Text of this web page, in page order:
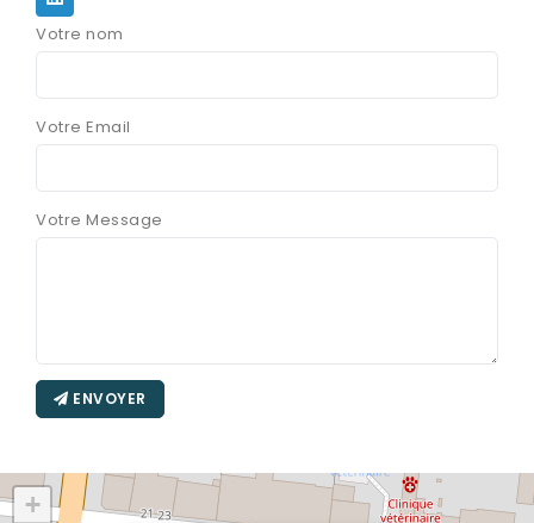
Nos cercueils
Nos monuments
Nos urnes funéraires
Rapatriement
Services aux familles
Votre nom
Votre Email
Votre Message
ENVOYER
+